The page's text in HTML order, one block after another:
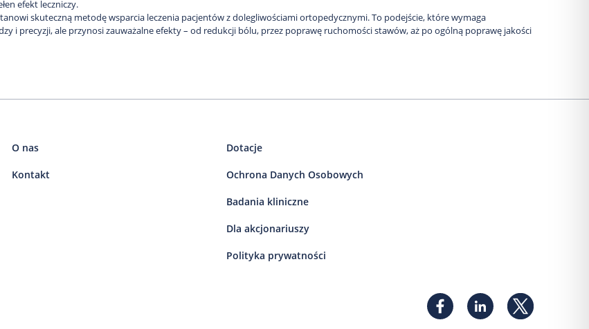
efekt leczniczy.
skuteczną metodę wsparcia leczenia pacjentów z dolegliwościami ortopedycznymi. To podejście, które wymaga
i precyzji, ale przynosi zauważalne efekty – od redukcji bólu, przez poprawę ruchomości stawów, aż po ogólną poprawę jakości
O nas
Kontakt
Dotacje
Ochrona Danych Osobowych
Badania kliniczne
Dla akcjonariuszy
Polityka prywatności